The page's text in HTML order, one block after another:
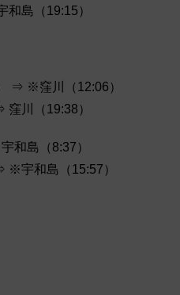
島（19:15）
⇒ ※窪川（12:06）
川（19:38）
和島（8:37）
※宇和島（15:57）